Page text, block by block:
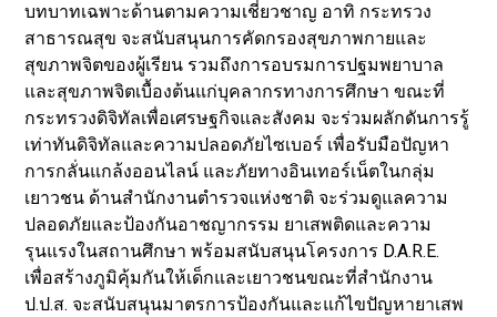
บทบาทเฉพาะด้านตามความเชี่ยวชาญ อาทิ กระทรวง
สาธารณสุข จะสนับสนุนการคัดกรองสุขภาพกายและ
สุขภาพจิตของผู้เรียน รวมถึงการอบรมการปฐมพยาบาล
และสุขภาพจิตเบื้องต้นแก่บุคลากรทางการศึกษา ขณะที่
กระทรวงดิจิทัลเพื่อเศรษฐกิจและสังคม จะร่วมผลักดันการรู้
เท่าทันดิจิทัลและความปลอดภัยไซเบอร์ เพื่อรับมือปัญหา
การกลั่นแกล้งออนไลน์ และภัยทางอินเทอร์เน็ตในกลุ่ม
เยาวชน ด้านสำนักงานตำรวจแห่งชาติ จะร่วมดูแลความ
ปลอดภัยและป้องกันอาชญากรรม ยาเสพติดและความ
รุนแรงในสถานศึกษา พร้อมสนับสนุนโครงการ D.A.R.E.
เพื่อสร้างภูมิคุ้มกันให้เด็กและเยาวชนขณะที่สำนักงาน
ป.ป.ส. จะสนับสนุนมาตรการป้องกันและแก้ไขปัญหายาเสพ